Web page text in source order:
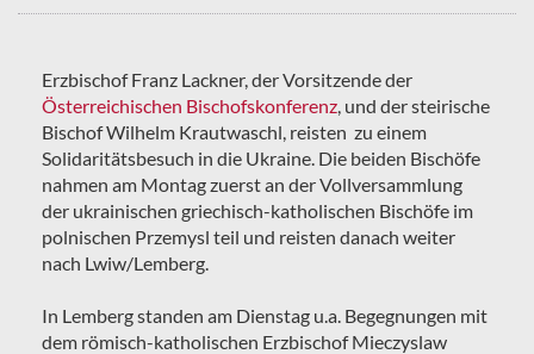
Erzbischof Franz Lackner, der Vorsitzende der
Österreichischen Bischofskonferenz, und der steirische
Bischof Wilhelm Krautwaschl, reisten zu einem
Solidaritätsbesuch in die Ukraine. Die beiden Bischöfe
nahmen am Montag zuerst an der Vollversammlung
der ukrainischen griechisch-katholischen Bischöfe im
polnischen Przemysl teil und reisten danach weiter
nach Lwiw/Lemberg.
In Lemberg standen am Dienstag u.a. Begegnungen mit
dem römisch-katholischen Erzbischof Mieczyslaw